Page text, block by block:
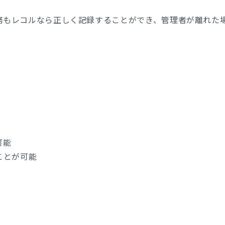
レコルなら正しく記録することができ、管理者が離れた
能
とが可能